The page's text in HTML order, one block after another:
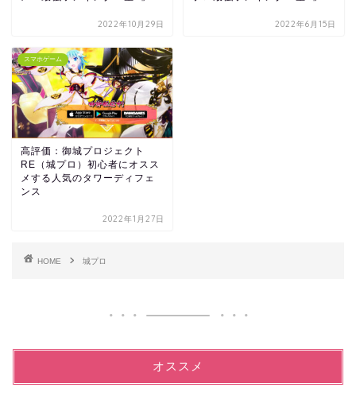
2022年10月29日 2022年6月15日
スマホゲーム
高評価：御城プロジェクト
RE（城プロ）初心者にオスス
メする人気のタワーディフェ
ンス
2022年1月27日
HOME 城プロ
オススメ